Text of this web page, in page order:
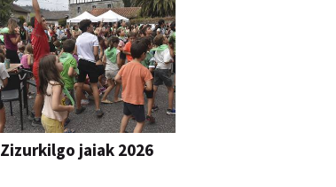
Zizurkilgo jaiak 2026